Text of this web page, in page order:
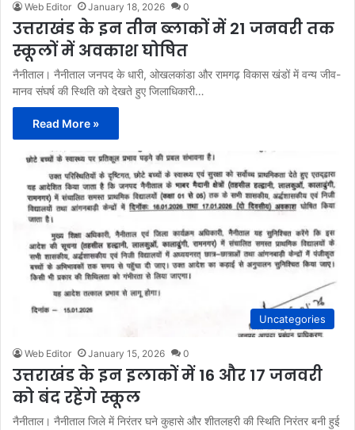
Web Editor January 18, 2026 0
उत्तराखंड के इन तीन ब्लाकों में 21 जनवरी तक
स्कूलों में अवकाश घोषित
नैनीताल। नैनीताल जनपद के धारी, ओखलकांडा और रामगढ़ विकास खंडों में वन्य जीव-
मानव संघर्ष की स्थिति को देखते हुए जिलाधिकारी…
Read More »
Uncategories
Web Editor January 15, 2026 0
उत्तराखंड के इन इलाकों में 16 और 17 जनवरी
को बंद रहेंगे स्कूल
नैनीताल। नैनीताल जिले में निरंतर घने कुहासे और शीतलहरी की स्थिति निरंतर बनी हुई